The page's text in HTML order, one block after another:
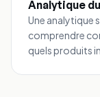
Analytique
Une analytique
comprendre
quels produits